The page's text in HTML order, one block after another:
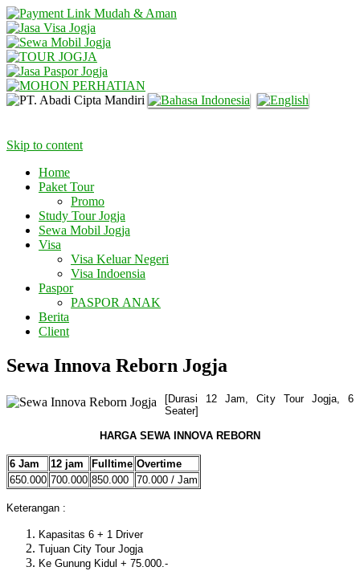
Skip to content
Home
Paket Tour
Promo
Study Tour Jogja
Sewa Mobil Jogja
Visa
Visa Keluar Negeri
Visa Indoensia
Paspor
PASPOR ANAK
Berita
Client
Sewa Innova Reborn Jogja
[Durasi 12 Jam, City Tour Jogja, 6
Seater]
HARGA SEWA INNOVA REBORN
6 Jam 12 jam Fulltime Overtime
650.000 700.000 850.000 70.000 / Jam
Keterangan :
Kapasitas 6 + 1 Driver
Tujuan City Tour Jogja
Ke Gunung Kidul + 75.000.-